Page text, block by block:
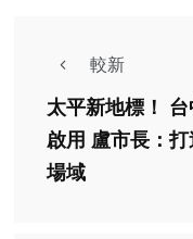
較新
太平新地標！
啟用 盧市長：
場域